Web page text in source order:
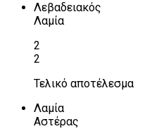
Λεβαδειακός
Λαμία
2
2
Τελικό αποτέλεσμα
Λαμία
Αστέρας